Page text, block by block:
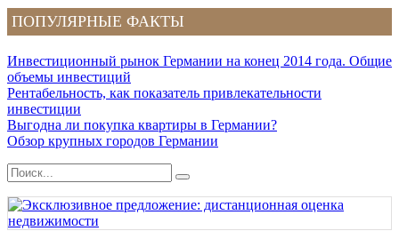
ПОПУЛЯРНЫЕ ФАКТЫ
Инвестиционный рынок Германии на конец 2014 года. Общие
объемы инвестиций
Рентабельность, как показатель привлекательности
инвестиции
Выгодна ли покупка квартиры в Германии?
Обзор крупных городов Германии